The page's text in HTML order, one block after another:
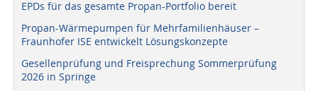
EPDs für das gesamte Propan-Portfolio bereit
Propan-Wärmepumpen für Mehrfamilienhäuser –
Fraunhofer ISE entwickelt Lösungskonzepte
Gesellenprüfung und Freisprechung Sommerprüfung
2026 in Springe